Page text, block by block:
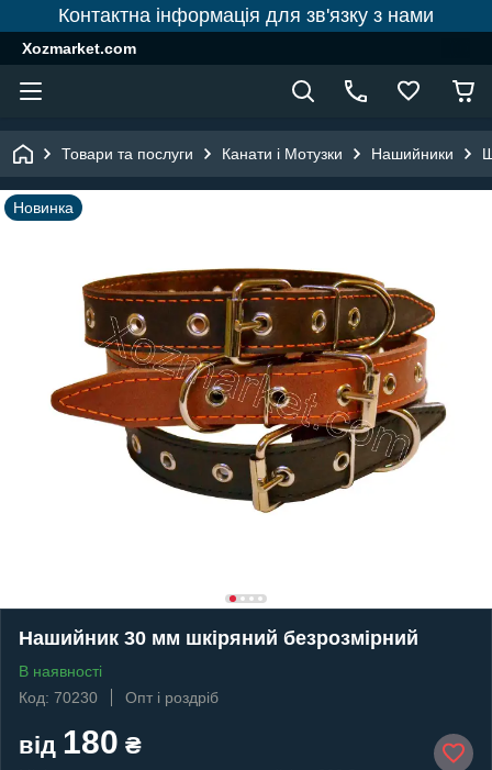
Контактна інформація для зв'язку з нами
Xozmarket.com
Товари та послуги Канати і Мотузки Нашийники
Новинка
Нашийник 30 мм шкіряний безрозмірний
В наявності
Код: 70230
Опт і роздріб
від 180 ₴